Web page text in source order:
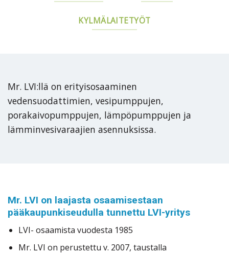
KYLMÄLAITETYÖT
Mr. LVI:llä on erityisosaaminen
vedensuodattimien, vesipumppujen,
porakaivopumppujen, lämpöpumppujen ja
lämminvesivaraajien asennuksissa.
Mr. LVI on laajasta osaamisestaan
pääkaupunkiseudulla tunnettu LVI-yritys
LVI- osaamista vuodesta 1985
Mr. LVI on perustettu v. 2007, taustalla